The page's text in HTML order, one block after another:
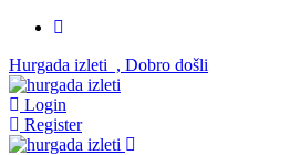
Hurgada izleti , Dobro došli
Login
Register